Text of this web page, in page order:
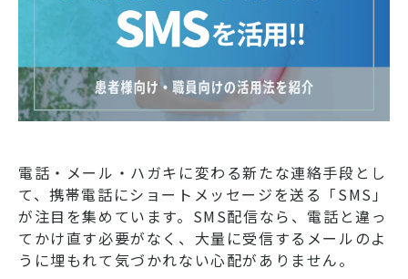
電話・メール・ハガキに変わる新たな連絡手段とし
て、携帯電話にショートメッセージを送る「SMS」
が注目を集めています。SMS配信なら、電話と違っ
てかけ直す必要がなく、大量に受信するメールのよ
うに埋もれて気づかれない心配がありません。